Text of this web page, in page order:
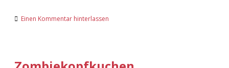
Einen Kommentar hinterlassen